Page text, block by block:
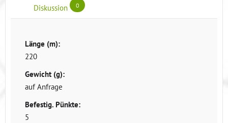
Diskussion 0
Länge (m):
220
Gewicht (g):
auf Anfrage
Befestig. Pünkte:
5